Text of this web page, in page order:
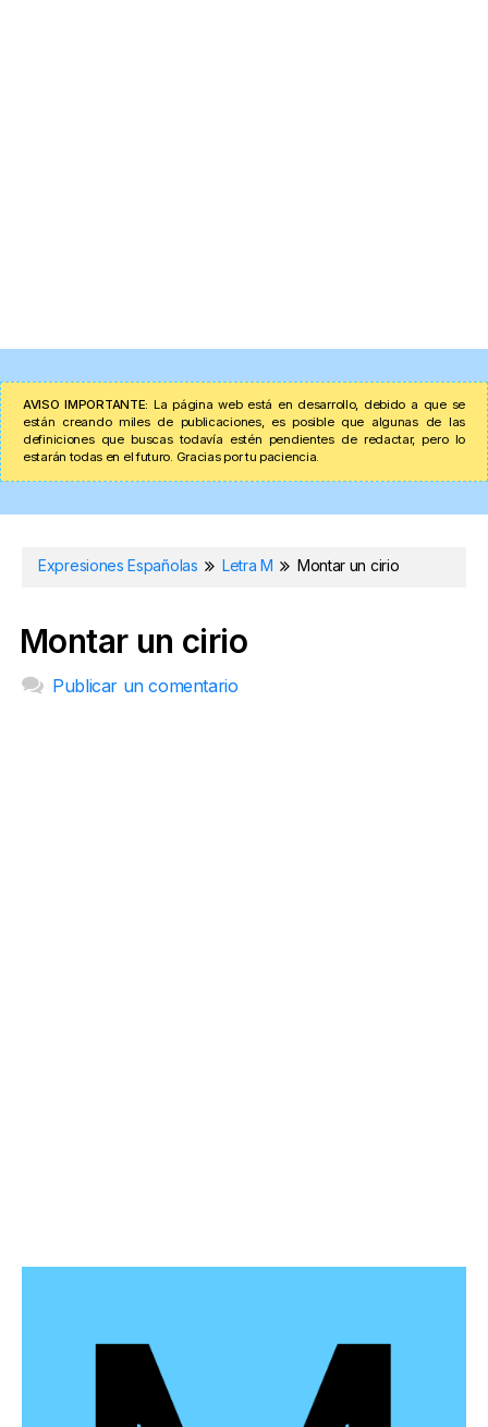
AVISO IMPORTANTE: La página web está en desarrollo, debido a que se
están creando miles de publicaciones, es posible que algunas de las
definiciones que buscas todavía estén pendientes de redactar, pero lo
estarán todas en el futuro. Gracias por tu paciencia.
Expresiones Españolas Letra M Montar un cirio
Montar un cirio
Publicar un comentario